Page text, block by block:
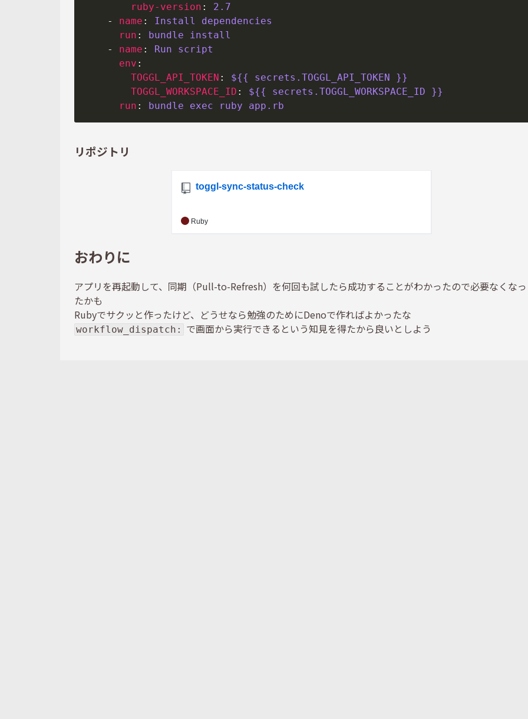
ruby-version : 2.7
    -
name : Install dependencies
run : bundle install
    -
name : Run script
env
TOGGL_API_TOKEN : ${{ secrets.TOGGL_API_TOKEN }}
TOGGL_WORKSPACE_ID : ${{ secrets.TOGGL_WORKSPACE_ID }}
run : bundle exec ruby app.rb
リポジトリ
おわりに
アプリを再起動して、同期（Pull-to-Refresh）を何回も試したら成功することがわかったので必要なくなっ
たかも
Rubyでサクッと作ったけど、どうせなら勉強のためにDenoで作ればよかったな
workflow_dispatch: で画面から実行できるという知見を得たから良いとしよう